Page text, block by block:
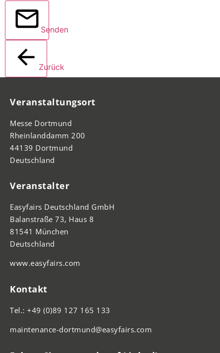
Senden
Zurück
Veranstaltungsort
Messe Dortmund
Rheinlanddamm 200
44139 Dortmund
Deutschland
Veranstalter
Easyfairs Deutschland GmbH
Balanstraße 73, Haus 8
81541 München
Deutschland
www.easyfairs.com
Kontakt
Tel.: +49 (0)89 127 165 133
maintenance-dortmund@easyfairs.com